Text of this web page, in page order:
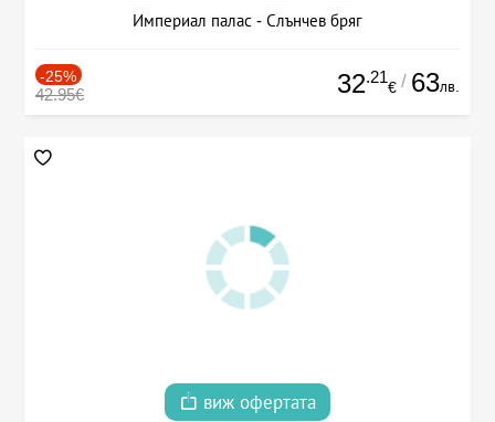
Империал палас - Слънчев бряг
-25%
42.95€ 32.21
€ / 63лв.
виж офертата